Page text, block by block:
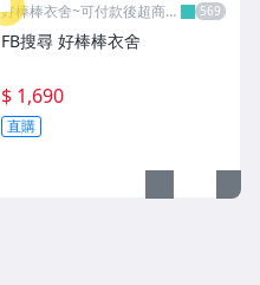
好棒棒衣舍~可付款後超商取
貨
FB搜尋 好棒棒衣舍
$ 1,690
直購